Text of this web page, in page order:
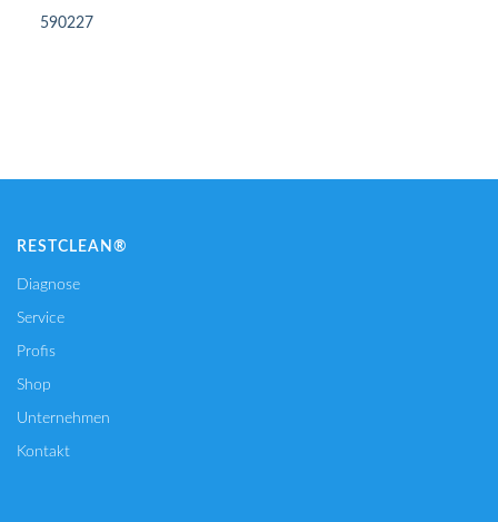
590227
RESTCLEAN®
Diagnose
Service
Profis
Shop
Unternehmen
Kontakt